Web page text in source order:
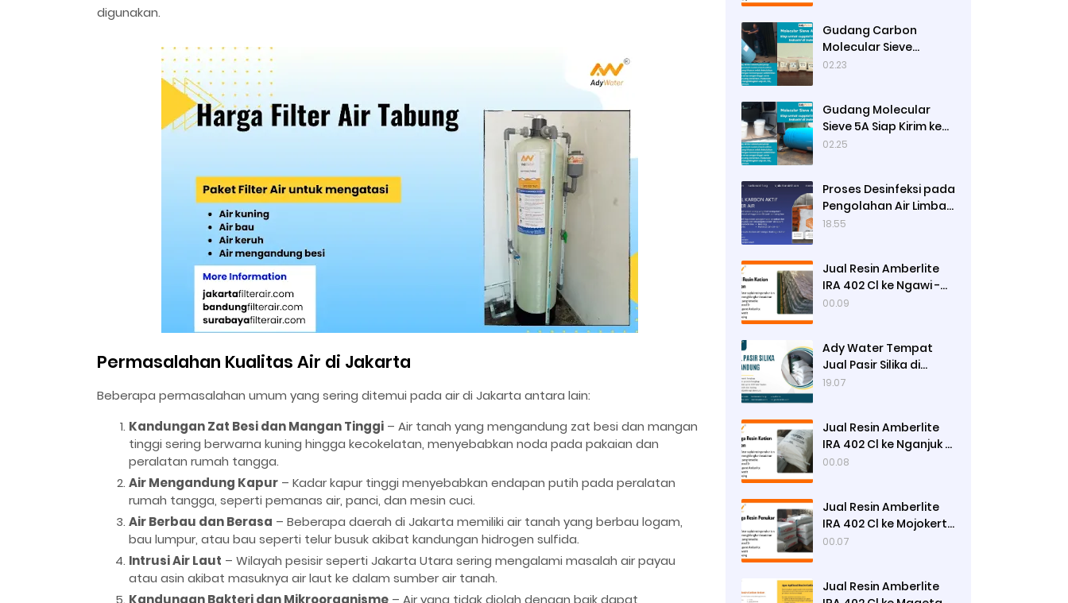
digunakan.
Permasalahan Kualitas Air di Jakarta
Beberapa permasalahan umum yang sering ditemui pada air di Jakarta antara lain:
Kandungan Zat Besi dan Mangan Tinggi – Air tanah yang mengandung zat besi dan mangan
tinggi sering berwarna kuning hingga kecokelatan, menyebabkan noda pada pakaian dan
peralatan rumah tangga.
Air Mengandung Kapur – Kadar kapur tinggi menyebabkan endapan putih pada peralatan
rumah tangga, seperti pemanas air, panci, dan mesin cuci.
Air Berbau dan Berasa – Beberapa daerah di Jakarta memiliki air tanah yang berbau logam,
bau lumpur, atau bau seperti telur busuk akibat kandungan hidrogen sulfida.
Intrusi Air Laut – Wilayah pesisir seperti Jakarta Utara sering mengalami masalah air payau
atau asin akibat masuknya air laut ke dalam sumber air tanah.
Kandungan Bakteri dan Mikroorganisme – Air yang tidak diolah dengan baik dapat
Gudang Carbon
Molecular Sieve
Nitrogen Generation
02.23
Gudang Molecular
Sieve 5A Siap Kirim ke
Bengkulu Utara
02.25
Proses Desinfeksi pada
Pengolahan Air Limbah
Menggunakan Kaporit
18.55
Jual Resin Amberlite
IRA 402 Cl ke Ngawi -
Ady Water
00.09
Ady Water Tempat
Jual Pasir Silika di
Surabaya, Bisa Kirim ke
19.07
Jual Resin Amberlite
IRA 402 Cl ke Nganjuk -
Ady Water
00.08
Jual Resin Amberlite
IRA 402 Cl ke Mojokerto
- Ady Water
00.07
Jual Resin Amberlite